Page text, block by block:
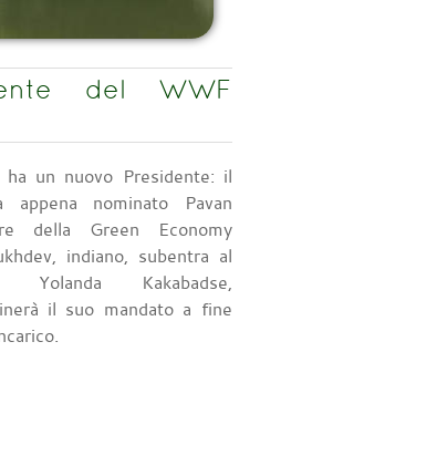
del WWF
un nuovo Presidente: il
appena nominato Pavan
della Green Economy
indiano, subentra al
Yolanda Kakabadse,
il suo mandato a fine